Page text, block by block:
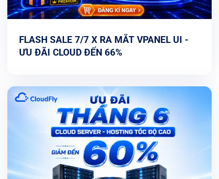
FLASH SALE 7/7 X RA MẮT VPANEL UI -
ƯU ĐÃI CLOUD ĐẾN 66%